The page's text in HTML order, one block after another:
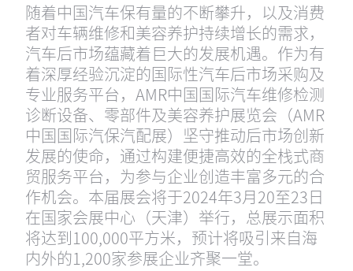
随着中国汽车保有量的不断攀升，以及消费
者对车辆维修和美容养护持续增长的需求，
汽车后市场蕴藏着巨大的发展机遇。作为有
着深厚经验沉淀的国际性汽车后市场采购及
专业服务平台，AMR中国国际汽车维修检测
诊断设备、零部件及美容养护展览会（AMR
中国国际汽保汽配展）坚守推动后市场创新
发展的使命，通过构建便捷高效的全栈式商
贸服务平台，为参与企业创造丰富多元的合
作机会。本届展会将于2024年3月20至23日
在国家会展中心（天津）举行，总展示面积
将达到100,000平方米，预计将吸引来自海
内外的1,200家参展企业齐聚一堂。